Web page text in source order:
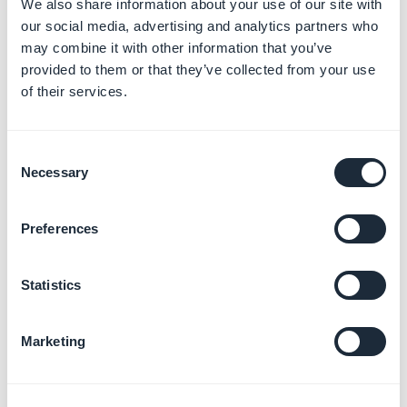
We also share information about your use of our site with
our social media, advertising and analytics partners who
may combine it with other information that you’ve
provided to them or that they’ve collected from your use
of their services.
Selection
Necessary
Preferences
Statistics
Marketing
Gestionar la autenticación y
comunidad
Más información
Gestionar tu negocio de
alertas locales
Más información